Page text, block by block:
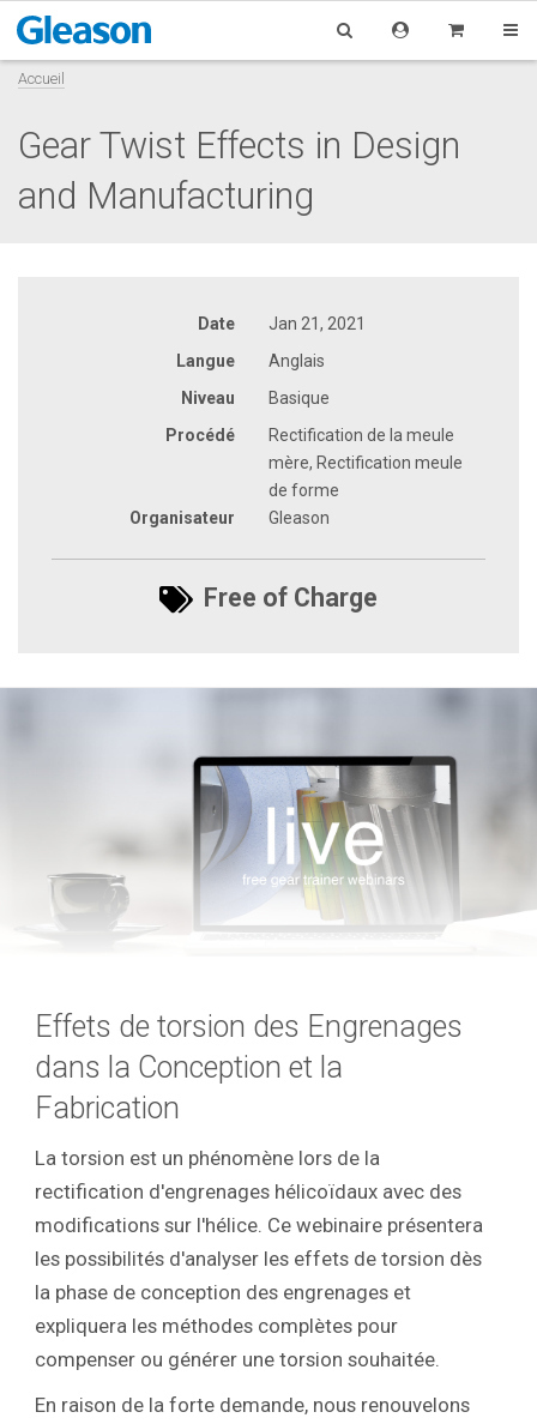
Accueil
Gear Twist Effects in Design
and Manufacturing
Date
Jan 21, 2021
Langue
Anglais
Niveau
Basique
Procédé
Rectification de la meule
mère, Rectification meule
de forme
Organisateur
Gleason
Free of Charge
Effets de torsion des Engrenages
dans la Conception et la
Fabrication
La torsion est un phénomène lors de la
rectification d'engrenages hélicoïdaux avec des
modifications sur l'hélice. Ce webinaire présentera
les possibilités d'analyser les effets de torsion dès
la phase de conception des engrenages et
expliquera les méthodes complètes pour
compenser ou générer une torsion souhaitée.
En raison de la forte demande, nous renouvelons